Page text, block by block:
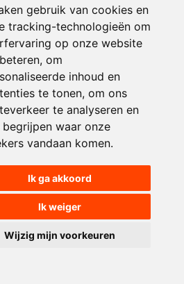
gebruik van cookies en
tracking-technologieën om
op onze website
om
inhoud en
te tonen, om ons
te analyseren en
waar onze
vandaan komen.
Ik ga akkoord
Ik weiger
Wijzig mijn voorkeuren
zicht
toch altijd